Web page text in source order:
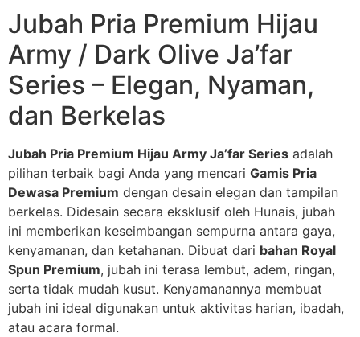
Jubah Pria Premium Hijau
Army / Dark Olive Ja’far
Series – Elegan, Nyaman,
dan Berkelas
Jubah Pria Premium Hijau Army Ja’far Series adalah
pilihan terbaik bagi Anda yang mencari Gamis Pria
Dewasa Premium dengan desain elegan dan tampilan
berkelas. Didesain secara eksklusif oleh Hunais, jubah
ini memberikan keseimbangan sempurna antara gaya,
kenyamanan, dan ketahanan. Dibuat dari bahan Royal
Spun Premium, jubah ini terasa lembut, adem, ringan,
serta tidak mudah kusut. Kenyamanannya membuat
jubah ini ideal digunakan untuk aktivitas harian, ibadah,
atau acara formal.